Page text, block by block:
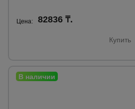
Цена: 82836 ₸.
Купить